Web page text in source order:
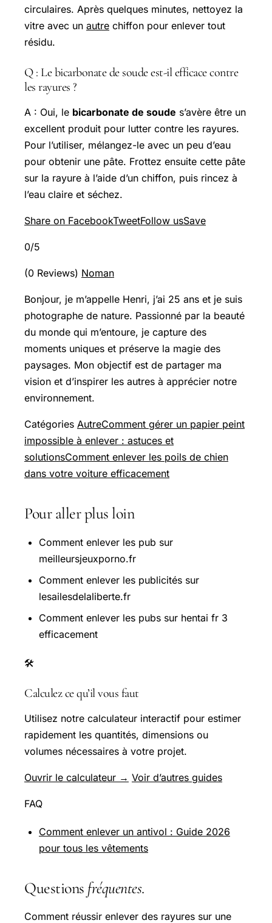
circulaires. Après quelques minutes, nettoyez la
vitre avec un autre chiffon pour enlever tout
résidu.
Q : Le bicarbonate de soude est-il efficace contre
les rayures ?
A : Oui, le bicarbonate de soude s’avère être un
excellent produit pour lutter contre les rayures.
Pour l’utiliser, mélangez-le avec un peu d’eau
pour obtenir une pâte. Frottez ensuite cette pâte
sur la rayure à l’aide d’un chiffon, puis rincez à
l’eau claire et séchez.
Share on FacebookTweetFollow usSave
0/5
(0 Reviews) Noman
Bonjour, je m’appelle Henri, j’ai 25 ans et je suis
photographe de nature. Passionné par la beauté
du monde qui m’entoure, je capture des
moments uniques et préserve la magie des
paysages. Mon objectif est de partager ma
vision et d’inspirer les autres à apprécier notre
environnement.
Catégories AutreComment gérer un papier peint
impossible à enlever : astuces et
solutionsComment enlever les poils de chien
dans votre voiture efficacement
Pour aller plus loin
Comment enlever les pub sur
meilleursjeuxporno.fr
Comment enlever les publicités sur
lesailesdelaliberte.fr
Comment enlever les pubs sur hentai fr 3
efficacement
🛠️
Calculez ce qu’il vous faut
Utilisez notre calculateur interactif pour estimer
rapidement les quantités, dimensions ou
volumes nécessaires à votre projet.
Ouvrir le calculateur → Voir d’autres guides
FAQ
Comment enlever un antivol : Guide 2026
pour tous les vêtements
Questions fréquentes.
Comment réussir enlever des rayures sur une